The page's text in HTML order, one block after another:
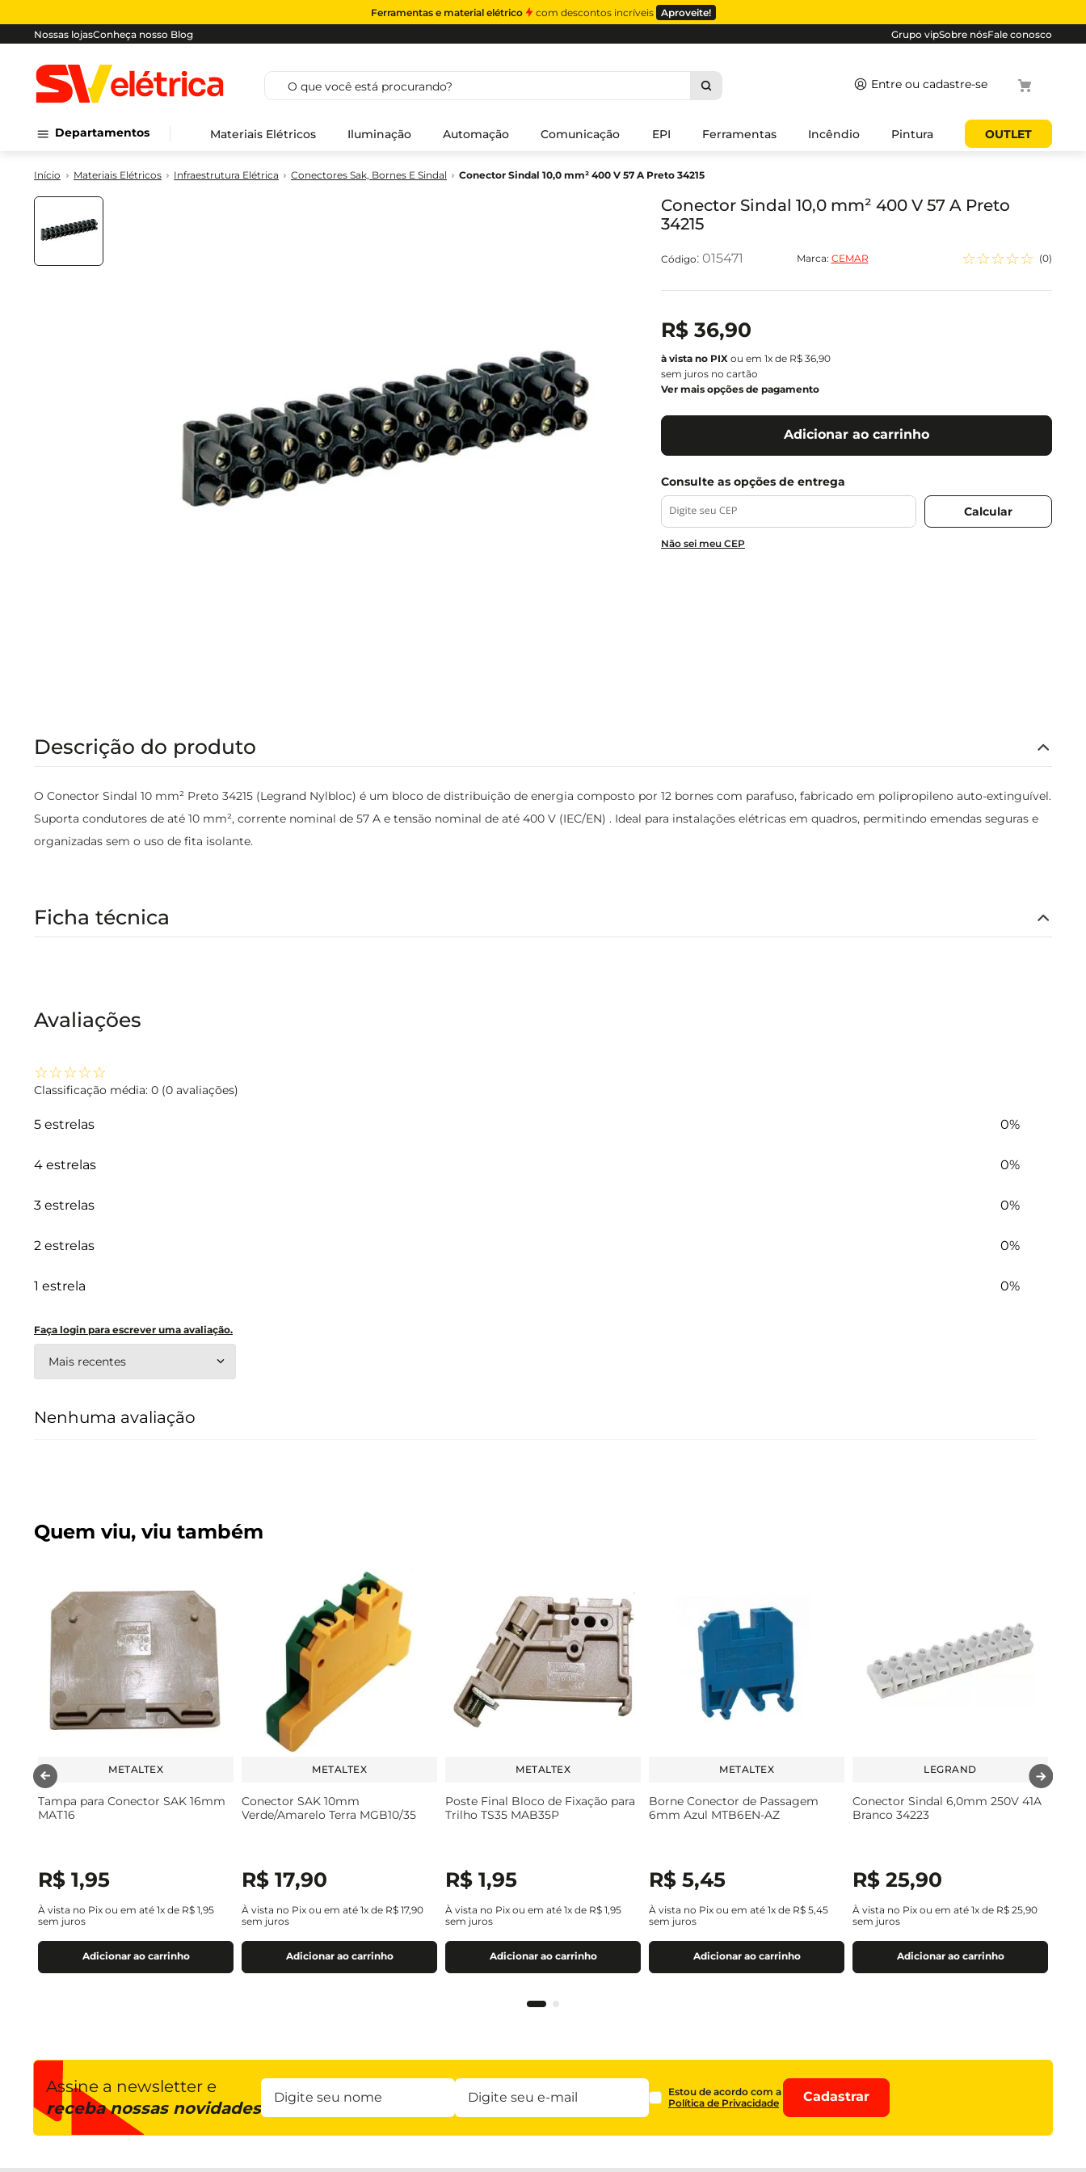
Ferramentas e material elétrico com descontos incríveis Aproveite!
Nossas lojasConheça nosso Blog Grupo vipSobre nósFale conosco
O que você está procurando?
Departamentos Materiais Elétricos Iluminação Automação Comunicação EPI Ferramentas Incêndio Pintura OUTLET
Materiais Elétricos Infraestrutura Elétrica Conectores Sak, Bornes E Sindal Conector Sindal 10,0 mm² 400 V 57 A Preto 34215
Conector Sindal 10,0 mm² 400 V 57 A Preto
34215
: 015471 Marca: CEMAR ☆☆☆☆☆ (0)
R$ 36,90
ou em 1x de R$ 36,90
sem juros no cartão
Ver mais opções de pagamento
Adicionar ao carrinho
Não sei meu CEP
Descrição do produto
O Conector Sindal 10 mm² Preto 34215 (Legrand Nylbloc) é um bloco de distribuição de energia composto por 12 bornes com parafuso, fabricado em polipropileno auto-extinguível.
Suporta condutores de até 10 mm², corrente nominal de 57 A e tensão nominal de até 400 V (IEC/EN) . Ideal para instalações elétricas em quadros, permitindo emendas seguras e
organizadas sem o uso de fita isolante.
Ficha técnica
Avaliações
☆☆☆☆☆
Classificação média: 0 (0 avaliações)
5 estrelas 0%
4 estrelas 0%
3 estrelas 0%
2 estrelas 0%
1 estrela 0%
Faça login para escrever uma avaliação.
Mais recentes
Nenhuma avaliação
Quem viu, viu também
METALTEX
Tampa para Conector SAK 16mm
MAT16
R$ 1,95
À vista no Pix ou em até 1x de R$ 1,95
sem juros
Adicionar ao carrinho
METALTEX
Conector SAK 10mm
Verde/Amarelo Terra MGB10/35
R$ 17,90
À vista no Pix ou em até 1x de R$ 17,90
sem juros
Adicionar ao carrinho
METALTEX
Poste Final Bloco de Fixação para
Trilho TS35 MAB35P
R$ 1,95
À vista no Pix ou em até 1x de R$ 1,95
sem juros
Adicionar ao carrinho
METALTEX
Borne Conector de Passagem
6mm Azul MTB6EN-AZ
R$ 5,45
À vista no Pix ou em até 1x de R$ 5,45
sem juros
Adicionar ao carrinho
LEGRAND
Conector Sindal 6,0mm 250V 41A
Branco 34223
R$ 25,90
À vista no Pix ou em até 1x de R$ 25,90
sem juros
Adicionar ao carrinho
Assine a newsletter e
receba nossas novidades
Estou de acordo com a
Política de Privacidade
Cadastrar
2º luminaria
4